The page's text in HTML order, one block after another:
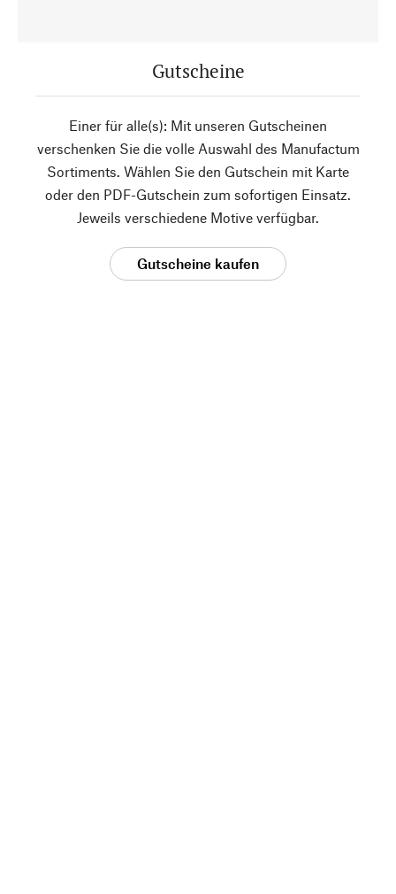
Gutscheine
Einer für alle(s): Mit unseren Gutscheinen
verschenken Sie die volle Auswahl des Manufactum
Sortiments. Wählen Sie den Gutschein mit Karte
oder den PDF-Gutschein zum sofortigen Einsatz.
Jeweils verschiedene Motive verfügbar.
Gutscheine kaufen